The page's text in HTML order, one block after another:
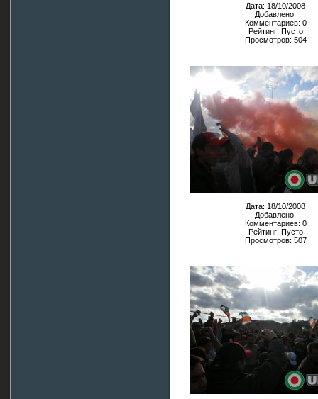
Дата: 18/10/2008
Добавлено:
Комментариев: 0
Рейтинг: Пусто
Просмотров: 504
Дата: 18/10/2008
Добавлено:
Комментариев: 0
Рейтинг: Пусто
Просмотров: 507